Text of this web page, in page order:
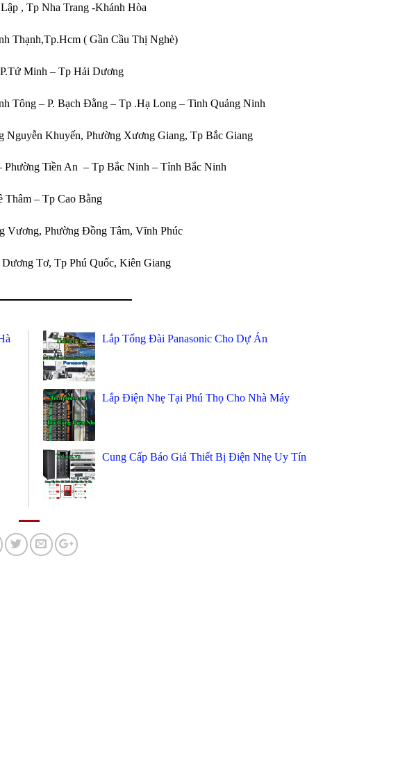
, Tp Nha Trang -Khánh Hòa
Thạnh,Tp.Hcm ( Gần Cầu Thị Nghè)
Minh – Tp Hải Dương
Tông – P. Bạch Đằng – Tp .Hạ Long – Tinh Quảng Ninh
Khuyến, Phường Xương Giang, Tp Bắc Giang
Tiền An – Tp Bắc Ninh – Tỉnh Bắc Ninh
– Tp Cao Bằng
Vương, Phường Đồng Tâm, Vĩnh Phúc
Tơ, Tp Phú Quốc, Kiên Giang
Lắp Tổng Đài Panasonic Cho Dự Án
Lắp Điện Nhẹ Tại Phú Thọ Cho Nhà Máy
Cung Cấp Báo Giá Thiết Bị Điện Nhẹ Uy Tín